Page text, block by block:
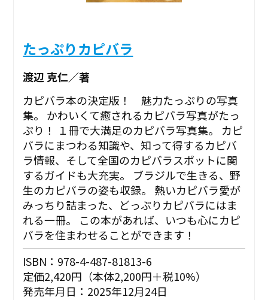
たっぷりカピバラ
渡辺 克仁／著
カピバラ本の決定版！ 魅力たっぷりの写真
集。 かわいくて癒されるカピバラ写真がたっ
ぷり！ １冊で大満足のカピバラ写真集。 カピ
バラにまつわる知識や、知って得するカピバ
ラ情報、そして全国のカピバラスポットに関
するガイドも大充実。 ブラジルで生きる、野
生のカピバラの姿も収録。 熱いカピバラ愛が
みっちり詰まった、どっぷりカピバラにはま
れる一冊。 この本があれば、いつも心にカピ
バラを住まわせることができます！
ISBN：978-4-487-81813-6
定価2,420円（本体2,200円＋税10%）
発売年月日：2025年12月24日